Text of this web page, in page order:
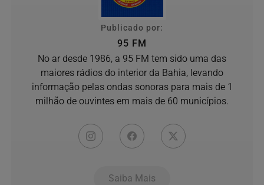
Publicado por:
95 FM
No ar desde 1986, a 95 FM tem sido uma das
maiores rádios do interior da Bahia, levando
informação pelas ondas sonoras para mais de 1
milhão de ouvintes em mais de 60 municípios.
Saiba Mais